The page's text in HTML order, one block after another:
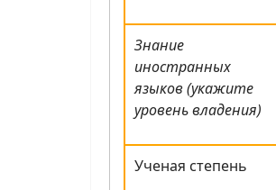
Знание
иностранных
языков (укажите
уровень владения)
Ученая степень